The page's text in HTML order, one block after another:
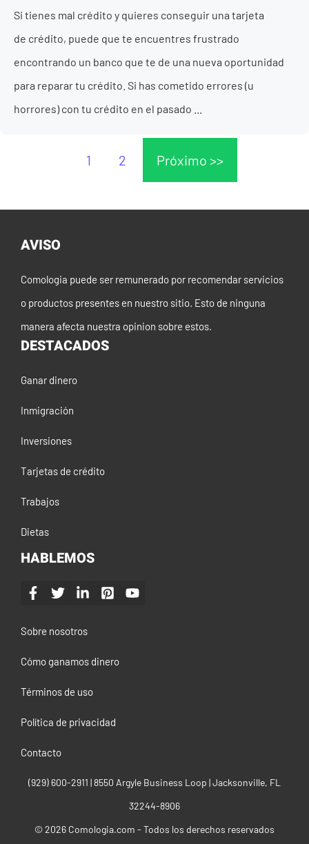
Si tienes mal crédito y quieres conseguir una tarjeta
de crédito, puede que te encuentres frustrado
encontrando un banco que te de una nueva oportunidad
para reparar tu crédito. Si has cometido errores (u
horrores) con tu crédito en el pasado ...
1 2 Próximo >>
AVISO
Comologia puede ser remunerado por recomendar servicios
o productos presentes en nuestro sitio. Esto de ninguna
manera afecta nuestra opinion sobre estos.
DESTACADOS
Ganar dinero
Inmigración
Inversiones
Tarjetas de crédito
Trabajos
Dietas
HABLEMOS
Sobre nosotros
Cómo ganamos dinero
Términos de uso
Política de privacidad
Contacto
(929) 600-2911‬ | 8550 Argyle Business Loop | Jacksonville, FL
32244-8906
© 2026 Comologia.com - Todos los derechos reservados